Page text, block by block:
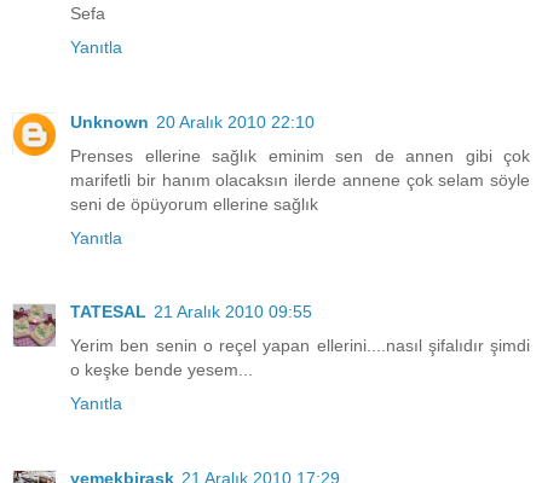
Sefa
Yanıtla
Unknown 20 Aralık 2010 22:10
Prenses ellerine sağlık eminim sen de annen gibi çok
marifetli bir hanım olacaksın ilerde annene çok selam söyle
seni de öpüyorum ellerine sağlık
Yanıtla
TATESAL 21 Aralık 2010 09:55
Yerim ben senin o reçel yapan ellerini....nasıl şifalıdır şimdi
o keşke bende yesem...
Yanıtla
yemekbiraşk 21 Aralık 2010 17:29